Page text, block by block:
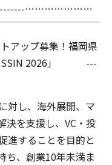
…………………
プ募集！福岡県
「ISSIN 2026」 ---
対し、海外展開、マ
決を支援し、VC・投
進することを目的と
ち、創業10年未満ま